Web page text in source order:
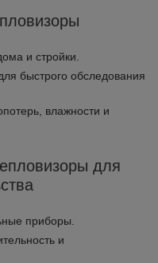
и стройки.
быстрого обследования
влажности и
для
приборы.
и